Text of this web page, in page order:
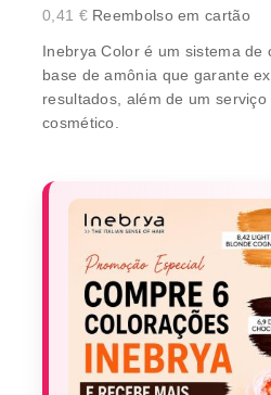
0,41 €Reembolso em cartão
Inebrya Color é um sistema de
base de amônia que garante
resultados, além de um
cosmético.